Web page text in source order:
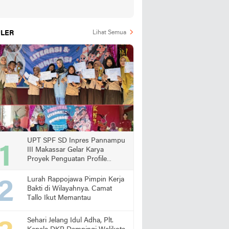
Lihat Semua
UPT SPF SD Inpres Pannampu
III Makassar Gelar Karya
Proyek Penguatan Profile
Lurah Rappojawa Pimpin Kerja
Bakti di Wilayahnya. Camat
Tallo Ikut Memantau
Sehari Jelang Idul Adha, Plt.